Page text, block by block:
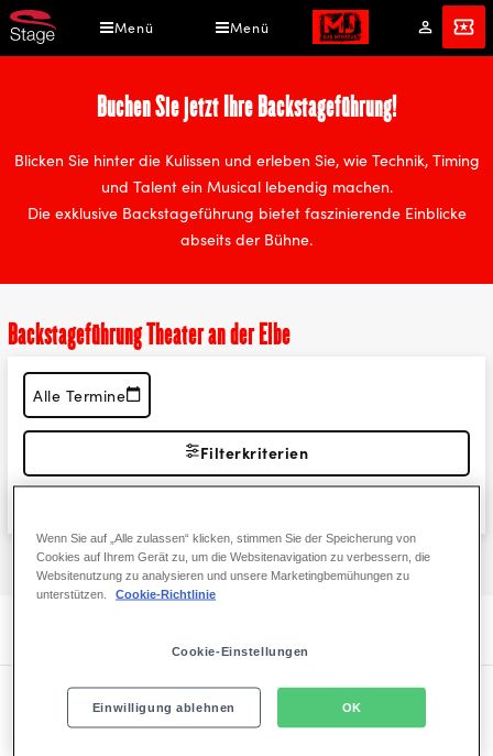
Direkt
zum
Menü Menü
Mein
Konto
Angebot
Buchen Sie jetzt Ihre Backstageführung!
Blicken Sie hinter die Kulissen und erleben Sie, wie Technik, Timing
und Talent ein Musical lebendig machen.
Die exklusive Backstageführung bietet faszinierende Einblicke
abseits der Bühne.
Backstageführung Theater an der Elbe
Alle Termine
Filterkriterien
Wenn Sie auf „Alle zulassen“ klicken, stimmen Sie der Speicherung von
Cookies auf Ihrem Gerät zu, um die Websitenavigation zu verbessern, die
Websitenutzung zu analysieren und unsere Marketingbemühungen zu
unterstützen.
Cookie-Richtlinie
Cookie-Einstellungen
Einwilligung ablehnen OK